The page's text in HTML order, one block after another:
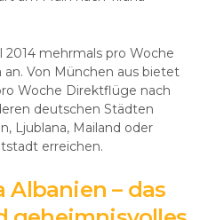
mehrmals pro Woche
Von München aus bietet
Woche Direktflüge nach
deutschen Städten
Ljublana, Mailand oder
erreichen.
Albanien – das